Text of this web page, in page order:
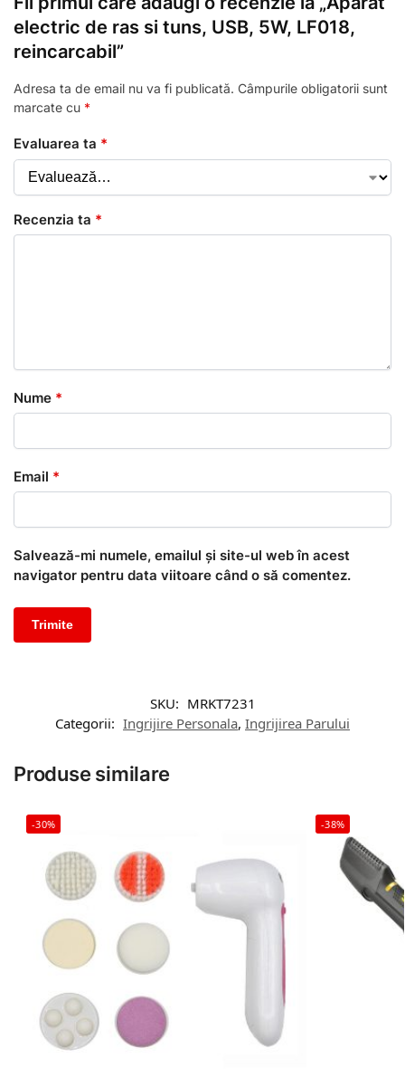
electric de ras si tuns, USB, 5W, LF018,
reincarcabil”
Adresa ta de email nu va fi publicată. Câmpurile obligatorii sunt
marcate cu *
Evaluarea ta *
Recenzia ta *
Nume *
Email *
Salvează-mi numele, emailul și site-ul web în acest
navigator pentru data viitoare când o să comentez.
SKU: MRKT7231
Categorii: Ingrijire Personala, Ingrijirea Parului
Produse similare
-30% -38%